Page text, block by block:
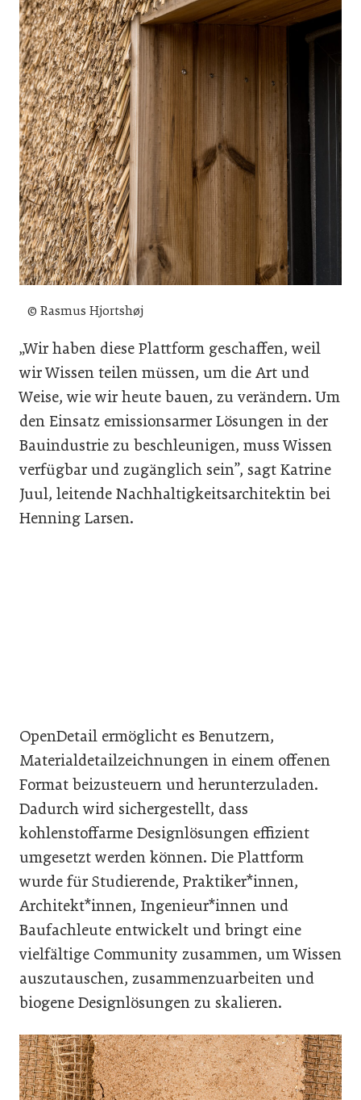
© Rasmus Hjortshøj
„Wir haben diese Plattform geschaffen, weil
wir Wissen teilen müssen, um die Art und
Weise, wie wir heute bauen, zu verändern. Um
den Einsatz emissionsarmer Lösungen in der
Bauindustrie zu beschleunigen, muss Wissen
verfügbar und zugänglich sein”, sagt Katrine
Juul, leitende Nachhaltigkeitsarchitektin bei
Henning Larsen.
OpenDetail ermöglicht es Benutzern,
Materialdetailzeichnungen in einem offenen
Format beizusteuern und herunterzuladen.
Dadurch wird sichergestellt, dass
kohlenstoffarme Designlösungen effizient
umgesetzt werden können. Die Plattform
wurde für Studierende, Praktiker*innen,
Architekt*innen, Ingenieur*innen und
Baufachleute entwickelt und bringt eine
vielfältige Community zusammen, um Wissen
auszutauschen, zusammenzuarbeiten und
biogene Designlösungen zu skalieren.